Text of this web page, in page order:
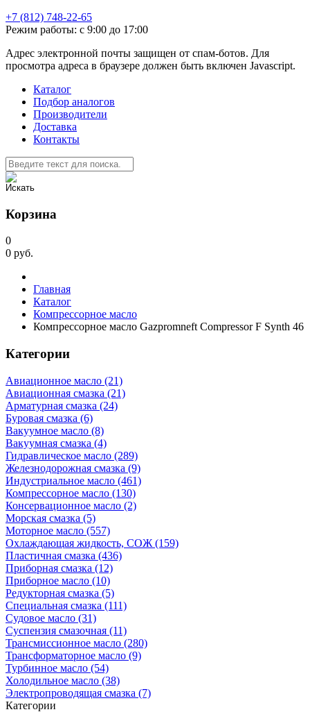
+7 (812) 748-22-65
Режим работы: с 9:00 до 17:00
Адрес электронной почты защищен от спам-ботов. Для
просмотра адреса в браузере должен быть включен Javascript.
Каталог
Подбор аналогов
Производители
Доставка
Контакты
Корзина
0
0 руб.
Главная
Каталог
Компрессорное масло
Компрессорное масло Gazpromneft Compressor F Synth 46
Категории
Авиационное масло (21)
Авиационная смазка (21)
Арматурная смазка (24)
Буровая смазка (6)
Вакуумное масло (8)
Вакуумная смазка (4)
Гидравлическое масло (289)
Железнодорожная смазка (9)
Индустриальное масло (461)
Компрессорное масло (130)
Консервационное масло (2)
Морская смазка (5)
Моторное масло (557)
Охлаждающая жидкость, СОЖ (159)
Пластичная смазка (436)
Приборная смазка (12)
Приборное масло (10)
Редукторная смазка (5)
Специальная смазка (111)
Судовое масло (31)
Суспензия смазочная (11)
Трансмиссионное масло (280)
Трансформаторное масло (9)
Турбинное масло (54)
Холодильное масло (38)
Электропроводящая смазка (7)
Категории